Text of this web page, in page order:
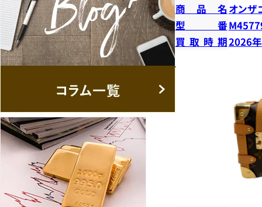
商品名 オンザ
型番
買取時期2026